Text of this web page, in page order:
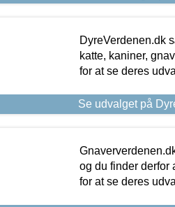
DyreVerdenen.dk
katte, kaniner,
for at se deres
Se udvalget på
og du finder derfor
for at se deres